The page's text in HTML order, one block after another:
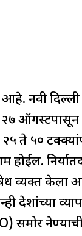
आहे. नवी
२७
ते ५०
व्यक्त केला
देशांच्या
समोर